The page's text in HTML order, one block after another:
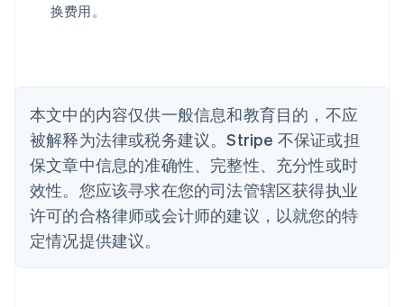
换费用。
本文中的内容仅供一般信息和教育目的，不应
被解释为法律或税务建议。Stripe 不保证或担
保文章中信息的准确性、完整性、充分性或时
效性。您应该寻求在您的司法管辖区获得执业
许可的合格律师或会计师的建议，以就您的特
定情况提供建议。
巴西
比利时
波兰
English
丹麦
English
德国
Deutsch English
法国
FrançaisEnglish
芬兰